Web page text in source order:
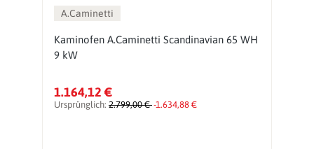
A.Caminetti
Kaminofen A.Caminetti Scandinavian 65 WH
9 kW
1.164,12 €
Ursprünglich: 2.799,00 €-1.634,88 €